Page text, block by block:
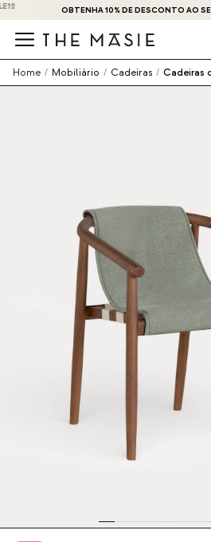
OBTENHA 10% DE DESCONTO AO
Home / Mobiliário / Cadeiras / Cadeiras